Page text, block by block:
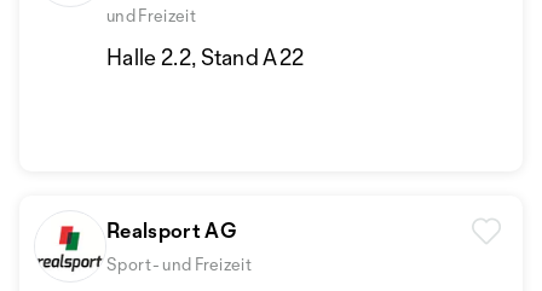
und Freizeit
Halle 2.2, Stand A22
Realsport AG
Sport- und Freizeit